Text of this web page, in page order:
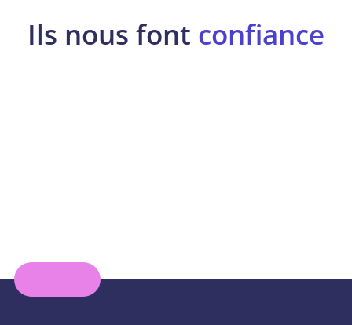
Ils nous font confiance